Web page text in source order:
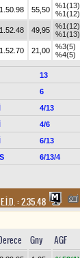
1.50.98 55,50
%1(13)
%1(12)
1.52.48 49,95
%1(12)
%1(13)
1.52.70 21,00
%3(5)
%4(5)
13
6
4/13
4/6
6/13
6/13/4
E.İ.D. :2.35.48
Gny AGF